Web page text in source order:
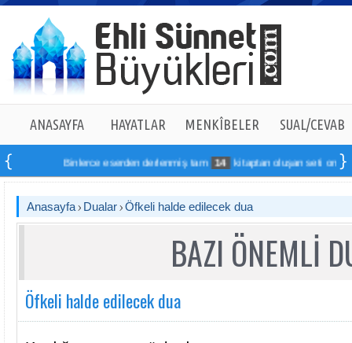
ANASAYFA HAYATLAR MENKÎBELER SUAL/CEVAB
Binlerce eserden derlenmiş tam 14 kitaptan oluşan seti online
Anasayfa Dualar Öfkeli halde edilecek dua
BAZI ÖNEMLİ
Öfkeli halde edilecek dua